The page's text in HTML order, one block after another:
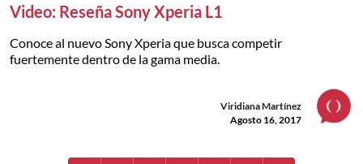
Video: Reseña Sony Xperia L1
Conoce al nuevo Sony Xperia que busca competir
fuertemente dentro de la gama media.
Viridiana Martínez
Agosto 16, 2017